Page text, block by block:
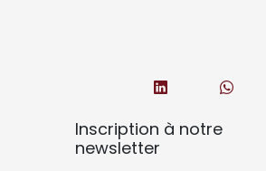
Inscription à notre
newsletter